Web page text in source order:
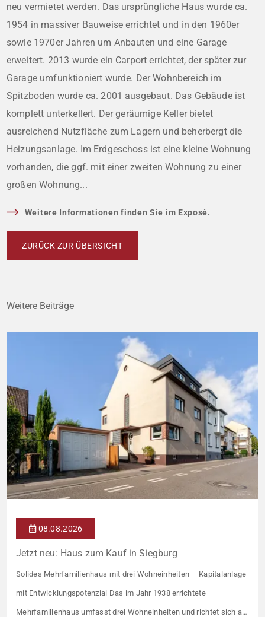
neu vermietet werden. Das ursprüngliche Haus wurde ca.
1954 in massiver Bauweise errichtet und in den 1960er
sowie 1970er Jahren um Anbauten und eine Garage
erweitert. 2013 wurde ein Carport errichtet, der später zur
Garage umfunktioniert wurde. Der Wohnbereich im
Spitzboden wurde ca. 2001 ausgebaut. Das Gebäude ist
komplett unterkellert. Der geräumige Keller bietet
ausreichend Nutzfläche zum Lagern und beherbergt die
Heizungsanlage. Im Erdgeschoss ist eine kleine Wohnung
vorhanden, die ggf. mit einer zweiten Wohnung zu einer
großen Wohnung...
Weitere Informationen finden Sie im Exposé.
ZURÜCK ZUR ÜBERSICHT
Weitere Beiträge
08.08.2026
Jetzt neu: Haus zum Kauf in Siegburg
Solides Mehrfamilienhaus mit drei Wohneinheiten – Kapitalanlage
mit Entwicklungspotenzial Das im Jahr 1938 errichtete
Mehrfamilienhaus umfasst drei Wohneinheiten und richtet sich an